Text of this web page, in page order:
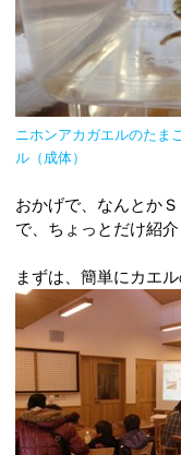
ニホンアカガエルのたま
ル（成体）
おかげで、なんとか
で、ちょっとだけ紹介
まずは、簡単にカエ